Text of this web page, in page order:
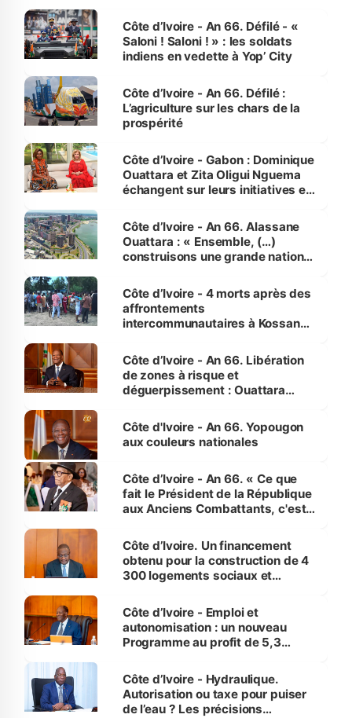
Côte d’Ivoire - An 66. Défilé - «
Saloni ! Saloni ! » : les soldats
indiens en vedette à Yop’ City
Côte d’Ivoire - An 66. Défilé :
L’agriculture sur les chars de la
prospérité
Côte d’Ivoire - Gabon : Dominique
Ouattara et Zita Oligui Nguema
échangent sur leurs initiatives en
enfants
Côte d’Ivoire - An 66. Alassane
Ouattara : « Ensemble, (…)
construisons une grande nation
générations futures »
Côte d’Ivoire - 4 morts après des
affrontements
intercommunautaires à Kossandji
milieu des sinistrés
Côte d’Ivoire - An 66. Libération
de zones à risque et
déguerpissement : Ouattara
l'Etat de droit pour préserver les
vies humaines »
Côte d'Ivoire - An 66. Yopougon
aux couleurs nationales
Côte d’Ivoire - An 66. « Ce que
fait le Président de la République
aux Anciens Combattants, c'est
Côte d’Ivoire. Un financement
obtenu pour la construction de 4
300 logements sociaux et
et Yamoussoukro
Côte d’Ivoire - Emploi et
autonomisation : un nouveau
Programme au profit de 5,3
Côte d’Ivoire - Hydraulique.
Autorisation ou taxe pour puiser
de l’eau ? Les précisions